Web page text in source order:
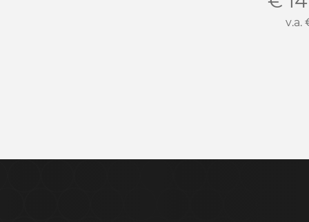
v.a.